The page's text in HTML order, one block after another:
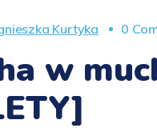
Kurtyka 0
w